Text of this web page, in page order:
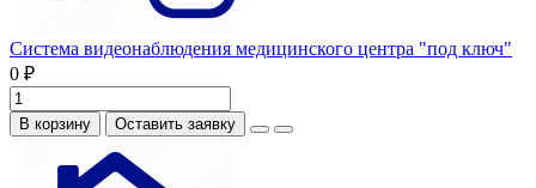
Система видеонаблюдения медицинского центра "под ключ"
0 ₽
В корзину Оставить заявку